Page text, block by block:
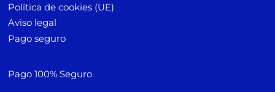
Política de cookies (UE)
Aviso legal
Pago seguro
Pago 100% Seguro